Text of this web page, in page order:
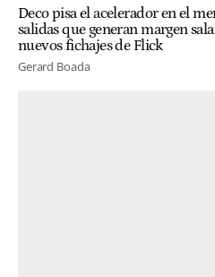
Deco pisa el acelerador en el
salidas que generan margen
nuevos fichajes de Flick
Gerard Boada